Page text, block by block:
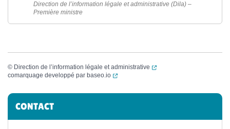
Direction de l’information légale et administrative (Dila) –
Première ministre
© Direction de l’information légale et administrative
(ouverture dans un
comarquage developpé par baseo.io (ouverture dans un nouvel onglet)
Informations complémentaires
CONTACT